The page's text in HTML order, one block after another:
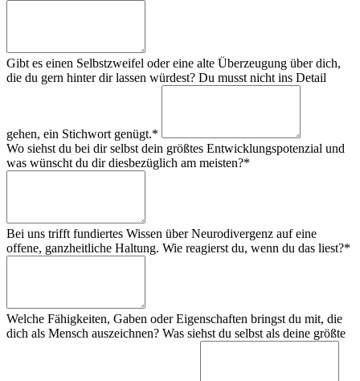
Gibt es einen Selbstzweifel oder eine alte Überzeugung über dich,
die du gern hinter dir lassen würdest? Du musst nicht ins Detail
gehen, ein Stichwort genügt.*
Wo siehst du bei dir selbst dein größtes Entwicklungspotenzial und
was wünscht du dir diesbezüglich am meisten?*
Bei uns trifft fundiertes Wissen über Neurodivergenz auf eine
offene, ganzheitliche Haltung. Wie reagierst du, wenn du das liest?*
Welche Fähigkeiten, Gaben oder Eigenschaften bringst du mit, die
dich als Mensch auszeichnen? Was siehst du selbst als deine größte